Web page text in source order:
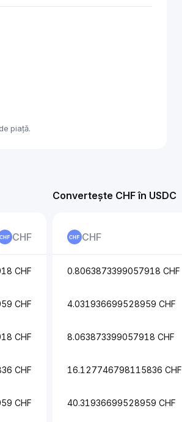
piață.
CHF
CHF
CHF
CHF
CHF
CHF
Convertește CHF în USDC
CHF
0.8063873399057918 CHF
4.031936699528959 CHF
8.063873399057918 CHF
16.127746798115836 CHF
40.31936699528959 CHF